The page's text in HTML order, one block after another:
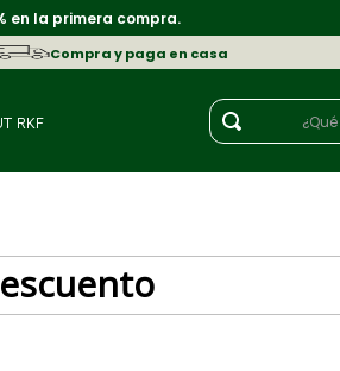
en la primera compra.
Compra y paga en casa
RKF
¿Qué buscas?